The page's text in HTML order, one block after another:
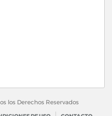
los Derechos Reservados